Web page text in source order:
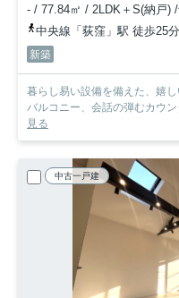
- / 77.84㎡ / 2LDK＋S(納戸)
中央線「荻窪」駅 徒歩25分
新築
暮らし易い設備を備えた、嬉
バルコニー、会話の弾むカウ
見る
中古一戸建